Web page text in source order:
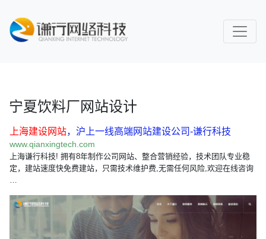
宁夏饮料厂网站设计
上海建设网站，沪上一线高端网站建设公司-谦行科技
www.qianxingtech.com
上海谦行科技! 拥有8年制作公司网站、整合营销经验，技术团队专业稳
定，建站速度快免费建站，只需技术维护费,无需任何风险,欢迎在线咨询
…